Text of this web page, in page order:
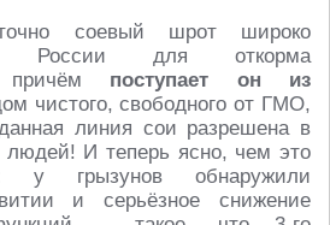
соевый шрот широко
России для откорма
причём поступает он из
чистого, свободного от ГМО,
линия сои разрешена в
И теперь ясно, чем это
у грызунов обнаружили
и серьёзное снижение